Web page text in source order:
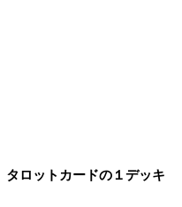
タロットカードの１デッキ